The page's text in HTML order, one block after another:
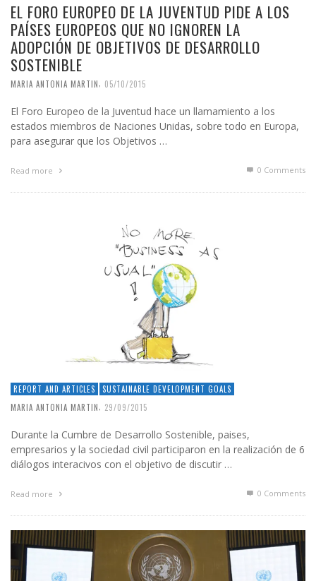
EL FORO EUROPEO DE LA JUVENTUD PIDE A LOS
PAÍSES EUROPEOS QUE NO IGNOREN LA
ADOPCIÓN DE OBJETIVOS DE DESARROLLO
SOSTENIBLE
MARIA ANTONIA MARTIN, 05/10/2015
El Foro Europeo de la Juventud hace un llamamiento a los
estados miembros de Naciones Unidas, sobre todo en Europa,
para asegurar que los Objetivos …
Read more 0 Comments
REPORT AND ARTICLES
SUSTAINABLE DEVELOPMENT GOALS
MARIA ANTONIA MARTIN, 29/09/2015
Durante la Cumbre de Desarrollo Sostenible, paises,
empresarios y la sociedad civil participaron en la realización de 6
diálogos interacivos con el objetivo de discutir …
Read more 0 Comments